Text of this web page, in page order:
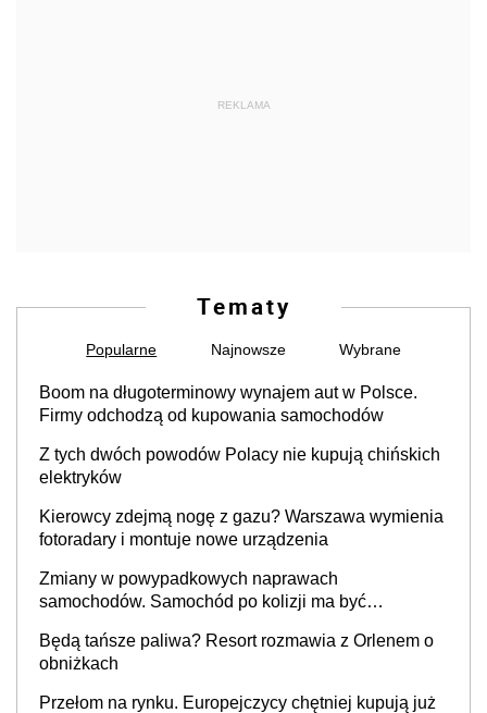
REKLAMA
Tematy
Popularne Najnowsze Wybrane
Boom na długoterminowy wynajem aut w Polsce.
Firmy odchodzą od kupowania samochodów
Z tych dwóch powodów Polacy nie kupują chińskich
elektryków
Kierowcy zdejmą nogę z gazu? Warszawa wymienia
fotoradary i montuje nowe urządzenia
Zmiany w powypadkowych naprawach
samochodów. Samochód po kolizji ma być
producenta
Będą tańsze paliwa? Resort rozmawia z Orlenem o
obniżkach
Przełom na rynku. Europejczycy chętniej kupują już